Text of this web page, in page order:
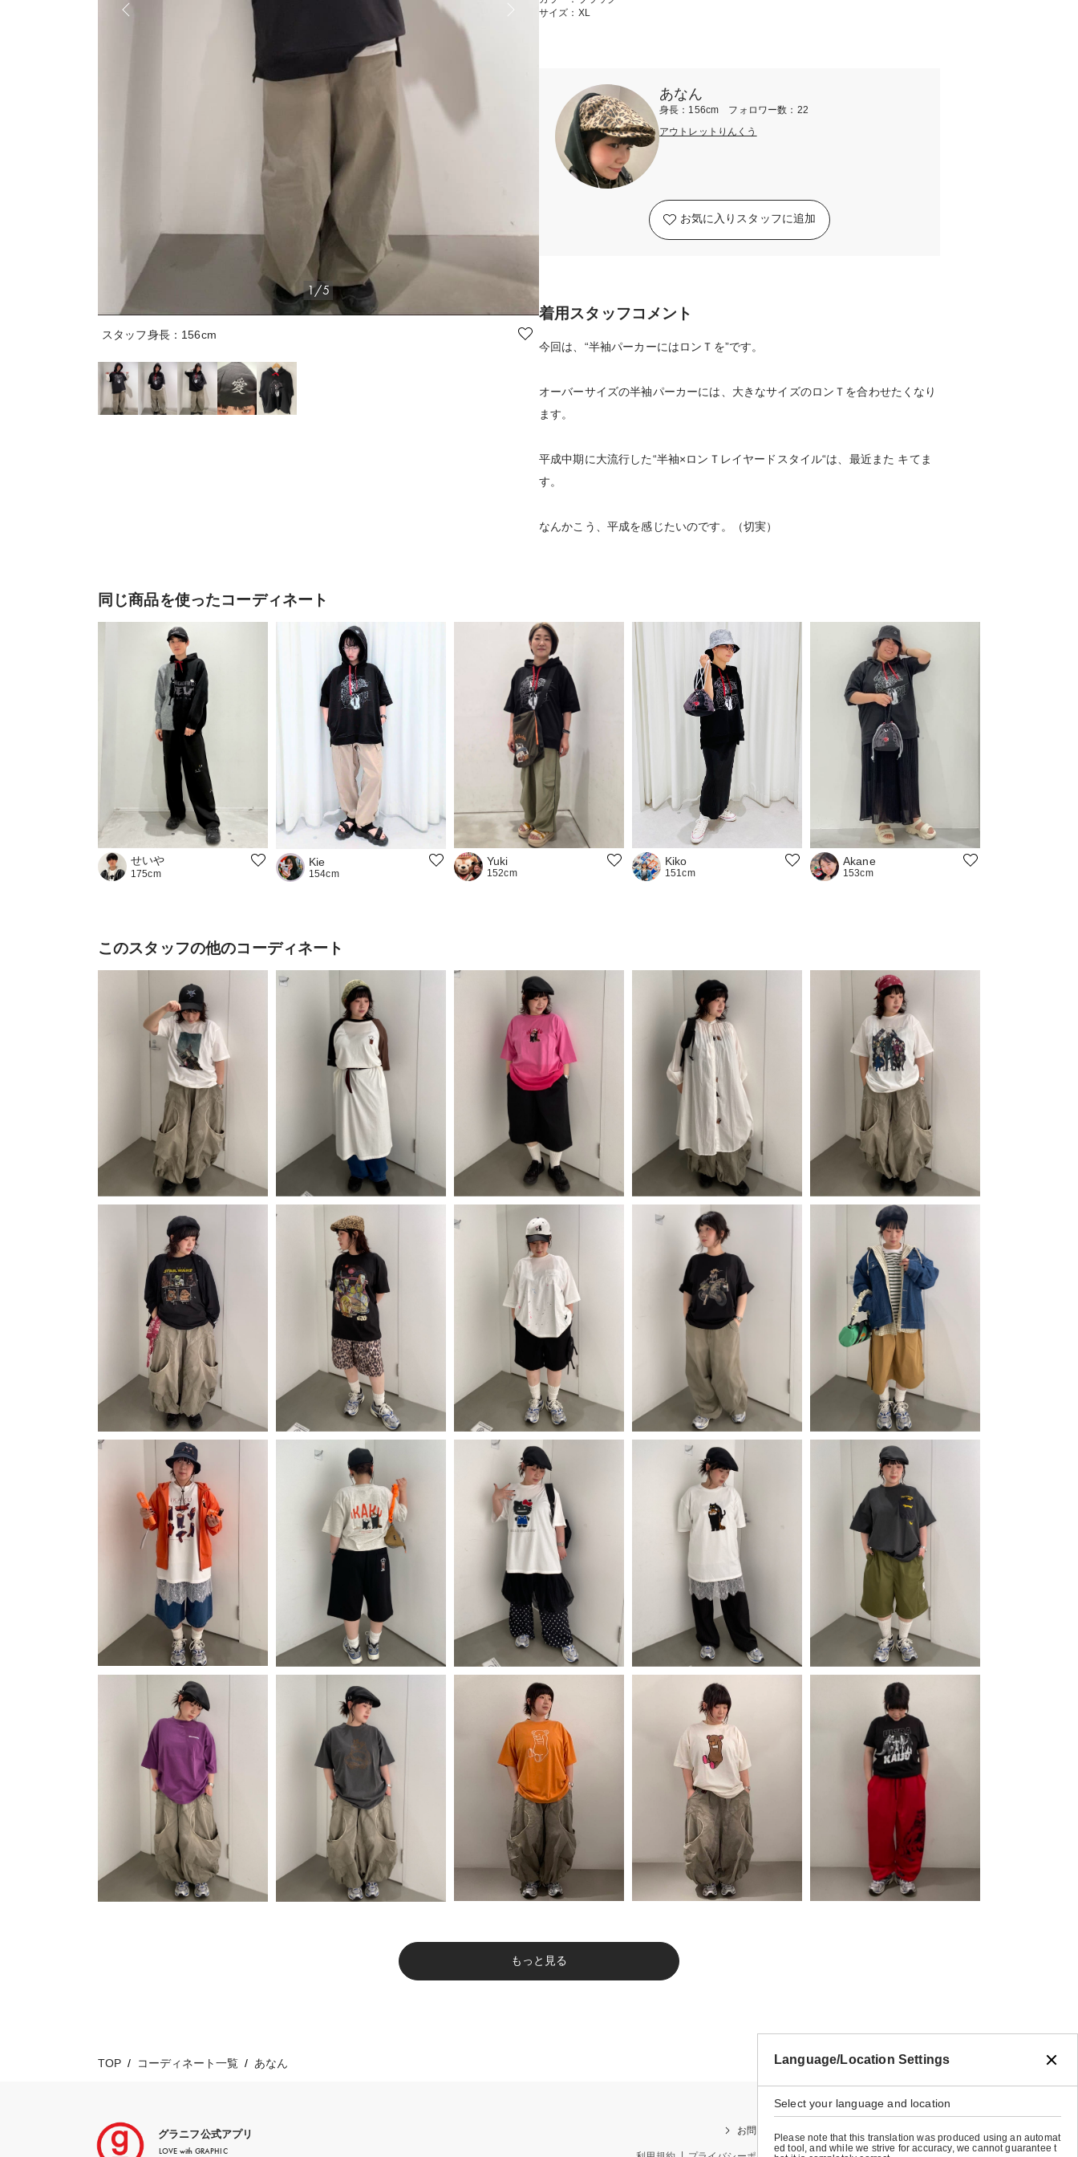
1/5
スタッフ身長：156cm
サイズ：XL
あなん
身長：156cm フォロワー数：22
アウトレットりんくう
お気に入りスタッフに追加
着用スタッフコメント
今回は、“半袖パーカーにはロンＴを”です。
オーバーサイズの半袖パーカーには、大きなサイズのロンＴを合わせたくなり
ます。
平成中期に大流行した“半袖×ロンＴレイヤードスタイル“は、最近また キてま
す。
なんかこう、平成を感じたいのです。（切実）
同じ商品を使ったコーディネート
せいや
175cm
Kie
154cm
Yuki
152cm
Kiko
151cm
Akane
153cm
このスタッフの他のコーディネート
もっと見る
TOP コーディネート一覧 あなん
グラニフ公式アプリ
LOVE with GRAPHIC
お問い合わせ
Language/Location Settings
Select your language and location
Please note that this translation was produced using an automat
ed tool, and while we strive for accuracy, we cannot guarantee t